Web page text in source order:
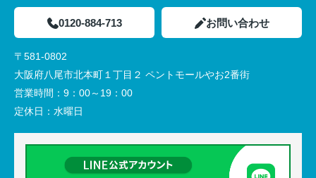
0120-884-713 お問い合わせ
〒581-0802
大阪府八尾市北本町１丁目２ ペントモールやお2番街
営業時間： 9：00～19：00
定休日： 水曜日